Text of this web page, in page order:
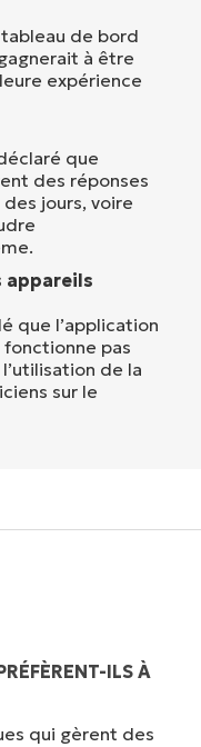
tableau de bord
à être
expérience
que
des réponses
jours, voire
appareils
que l’application
fonctionne pas
de la
sur le
ILS À
qui gèrent des